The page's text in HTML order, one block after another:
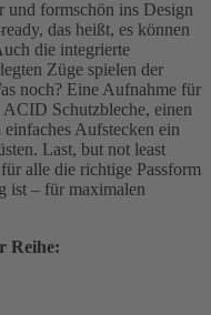
und formschön ins Design
das heißt, es können
die integrierte
Züge spielen der
noch? Eine Aufnahme für
Schutzbleche, einen
Aufstecken ein
Last, but not least
alle die richtige Passform
ist – für maximalen
Reihe: